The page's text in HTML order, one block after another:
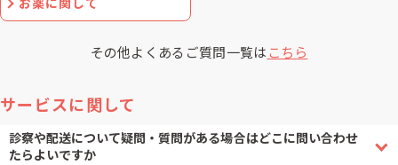
その他よくあるご質問一覧は こちら
サービスに関して
診察や配送について疑問・質問がある場合はどこに問い合わせ
たらよいですか